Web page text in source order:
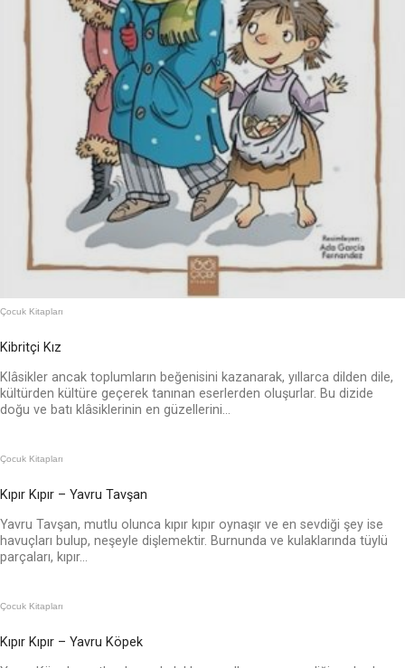
Çocuk Kitapları
Kibritçi Kız
Klâsikler ancak toplumların beğenisini kazanarak, yıllarca dilden dile,
kültürden kültüre geçerek tanınan eserlerden oluşurlar. Bu dizide
doğu ve batı klâsiklerinin en güzellerini...
Çocuk Kitapları
Kıpır Kıpır – Yavru Tavşan
Yavru Tavşan, mutlu olunca kıpır kıpır oynaşır ve en sevdiği şey ise
havuçları bulup, neşeyle dişlemektir. Burnunda ve kulaklarında tüylü
parçaları, kıpır...
Çocuk Kitapları
Kıpır Kıpır – Yavru Köpek